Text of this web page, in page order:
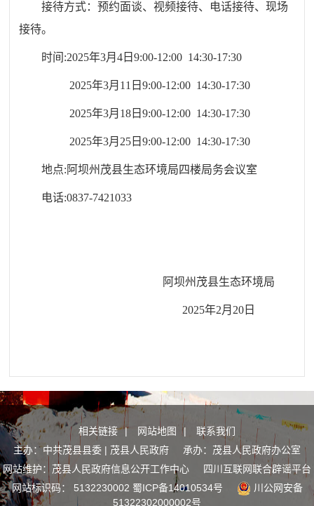
接待方式：预约面谈、视频接待、电话接待、现场
接待。
时间:2025年3月4 日9:00-12:00 14:30-1 7:30
2025年3月 11 日9:00-12:00 14:30-1 7:30
2025年3月 18 日9:00-12:00 14:30-1 7:30
2025年3月 25 日9:00-12:00 14:30-1 7:30
地点:阿坝州茂县生态环境局四楼局务会议室
电话:0837-7421033
阿坝州茂县生态环境局
2025年2月20日
相关链接 | 网站地图 |
联系我们
主办：中共茂县县委 | 茂县人民政府 承办：茂县人民政府办公室
网站维护：茂县人民政府信息公开工作中心
四川互联网联合辟谣平台
网站标识码： 5132230002 蜀ICP备14010534号
川公网安备
51322302000002号